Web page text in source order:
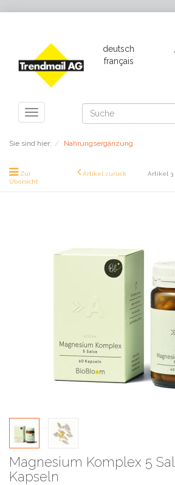
deutsch
français
Toggle
navigation
Sie sind hier: Nahrungsergänzung
Zur
Übersicht
Artikel zurück Artikel 3
Magnesium Komplex 5
Kapseln